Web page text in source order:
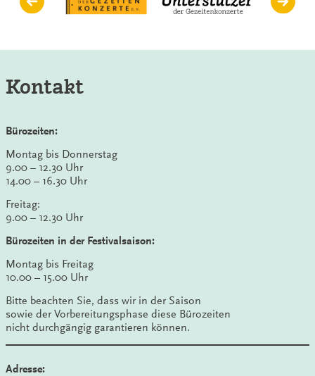
Kontakt
Bürozeiten:
Montag bis Donnerstag
9.00 – 12.30 Uhr
14.00 – 16.30 Uhr
Freitag:
9.00 – 12.30 Uhr
Bürozeiten in der Festivalsaison:
Montag bis Freitag
10.00 – 15.00 Uhr
Bitte beachten Sie, dass wir in der Saison
sowie der Vorbereitungsphase diese Bürozeiten
nicht durchgängig garantieren können.
Adresse: